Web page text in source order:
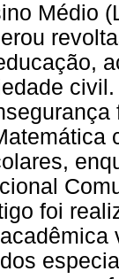
Médio
foi